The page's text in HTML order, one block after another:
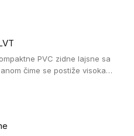
PVC zidne lajsne sa
čime se postiže visoka